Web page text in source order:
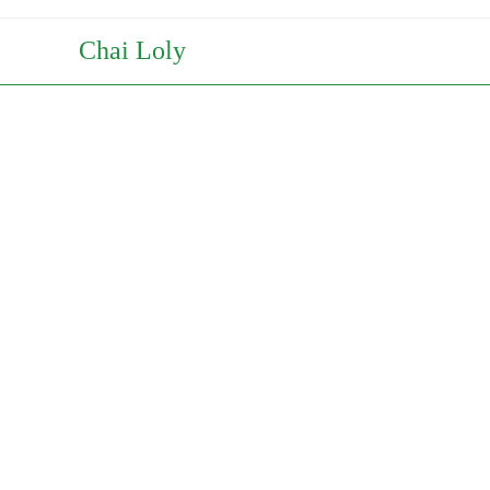
Chai Loly